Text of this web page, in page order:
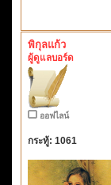
พิกุลแก้ว
ผู้ดูแลบอร์ด
ออฟไลน์
กระทู้: 1061